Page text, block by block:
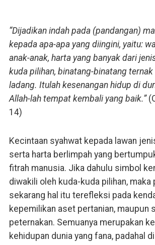
“Dijadikan indah pada (pandangan)
kepada apa-apa yang diingini, yaitu:
anak-anak, harta yang banyak dari
kuda pilihan, binatang-binatang
ladang. Itulah kesenangan hidup di
Allah-lah tempat kembali yang baik.”
14)
Kecintaan syahwat kepada lawan
serta harta berlimpah yang
fitrah manusia. Jika dahulu simbol
diwakili oleh kuda-kuda pilihan, maka
sekarang hal itu terefleksi pada
kepemilikan aset pertanian, maupun
peternakan. Semuanya merupakan
kehidupan dunia yang fana, padahal